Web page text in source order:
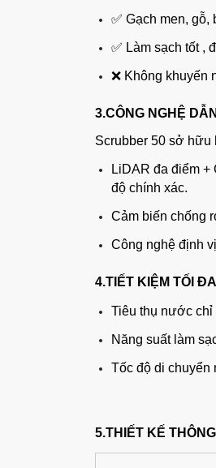
✅ Gạch men,
✅ Làm sạch tốt ,
❌ Không khuyến
3.CÔNG NGHỆ
Scrubber 50 sở hữu
LiDAR đa điểm
độ chính xác.
Cảm biến chống
Công nghệ định
4.TIẾT KIỆM TỐI
Tiêu thụ nước chỉ
Năng suất làm
Tốc độ di chuyển
5.THIẾT KẾ